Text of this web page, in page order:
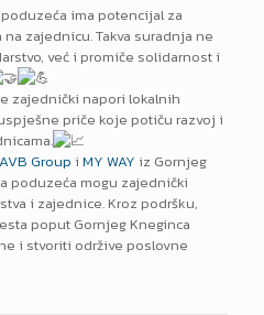
ima potencijal za
zajednicu. Takva suradnja ne
već i promiče solidarnost i
zajednički napori lokalnih
priče koje potiču razvoj i
AVB Group i MY WAY iz Gornjeg
poduzeća mogu zajednički
i zajednice. Kroz podršku,
poput Gornjeg Kneginca
i stvoriti održive poslovne